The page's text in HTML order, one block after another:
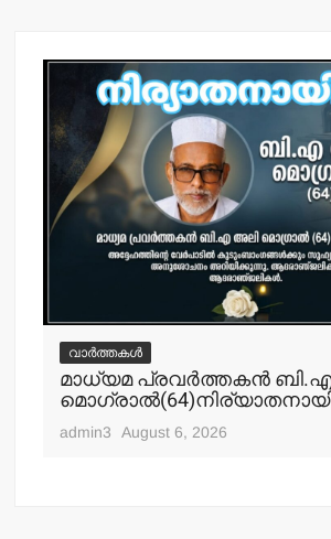
വാർത്തകൾ
മാധ്യമ പ്രവര്‍ത്തകന്‍
admin3 August 6, 2026